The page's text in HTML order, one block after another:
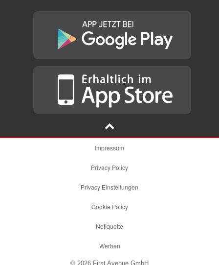
Impressum
Privacy Policy
Privacy Einstellungen
Cookie Policy
Netiquette
Werben
© 2026 First Avenue GmbH